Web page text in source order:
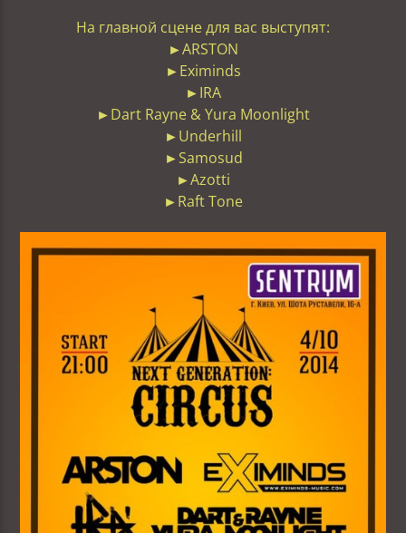
На главной сцене для вас выступят:
►ARSTON
►Eximinds
►IRA
►Dart Rayne & Yura Moonlight
►Underhill
►Samosud
►Azotti
►Raft Tone